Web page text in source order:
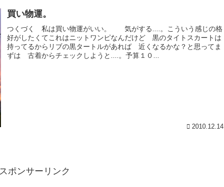
買い物運。
つくづく 私は買い物運がいい。 気がする....。こういう感じの格
好がしたくてこれはニットワンピなんだけど 黒のタイトスカートは
持ってるからリブの黒タートルがあれば 近くなるかな？と思ってま
ずは 古着からチェックしようと....。予算１０...
2010.12.14
スポンサーリンク